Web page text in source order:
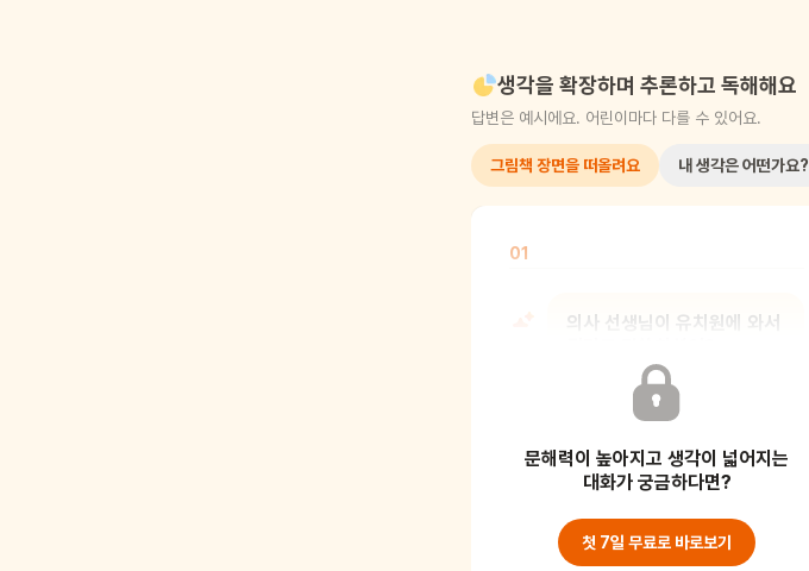
생각을 확장하며 추론하고 독해해요
답변은 예시에요. 어린이마다 다를 수 있어요.
그림책 장면을 떠올려요 내 생각은 어떤가요?
01
의사 선생님이 유치원에 와서
건강에 좋은 음식에 대해 알려주셨어요.
그리고 음식을
문해력이 높아지고 생각이 넓어지는
대화가 궁금하다면?
첫 7일 무료로 바로보기